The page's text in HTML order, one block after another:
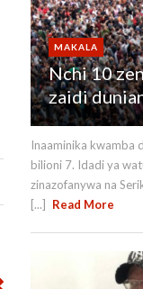
MAKALA
Nchi 10
zaidi
Inaaminika kwamba
bilioni 7. Idadi ya
zinazofanywa na
[...]
Read More